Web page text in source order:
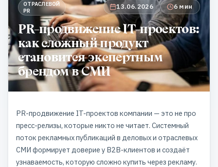
ОТРАСЛЕВОЙ
PR
13.06.2026 6 мин
PR-продвижение IT-проектов:
как сложный продукт
становится экспертным
брендом в СМИ
PR-продвижение IT-проектов компании — это не про
пресс-релизы, которые никто не читает. Системный
поток рекламных публикаций в деловыхи отраслевых
СМИ формирует доверие у B2B-клиентов и создаёт
узнаваемость, которую сложно купить через рекламу.